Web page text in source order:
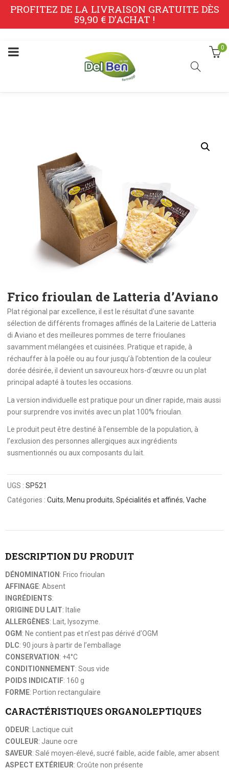
PROFITEZ DE LA LIVRAISON GRATUITE DÈS
59,90 € D’ACHAT !
0
Frico frioulan de Latteria d’Aviano
Plat régional par excellence, il est le résultat d’une savante
sélection de différents fromages affinés de la Laiterie de Latteria
di Aviano et des meilleures pommes de terre frioulanes
savamment mélangées et cuisinées. Pratique et rapide, à
réchauffer à la poêle ou au four jusqu’à l’obtention de la couleur
dorée désirée, il devient un savoureux hors-d’œuvre ou un plat
principal adapté à toutes les occasions.
La version individuelle est pratique pour un dîner rapide, mais aussi
pour surprendre vos invités avec un plat 100% frioulan.
Le produit peut être destiné à l’ensemble de la population, à
l’exclusion des personnes allergiques aux ingrédients
susmentionnés ou aux composants du lait.
UGS :SP521
Catégories :Cuits, Menu produits,Spécialités et affinés,Vache
DESCRIPTION DU PRODUIT
DÉNOMINATION : Frico frioulan
AFFINAGE: Absent
INGRÉDIENTS:
ORIGINE DU LAIT: Italie
ALLERGÈNES: Lait, lysozyme.
OGM : Ne contient pas et n’est pas dérivé d’OGM
DLC: 90 jours à partir de l’emballage
CONSERVATION : +4°C
CONDITIONNEMENT: Sous vide
POIDS INDICATIF: 160 g
FORME: Portion rectangulaire
CARACTÉRISTIQUES ORGANOLEPTIQUES
ODEUR: Lactique cuit
COULEUR: Jaune ocre
SAVEUR: Salé moyen-élevé, sucré faible, acide faible, amer absent
ASPECT EXTÉRIEUR: Croûte non présente